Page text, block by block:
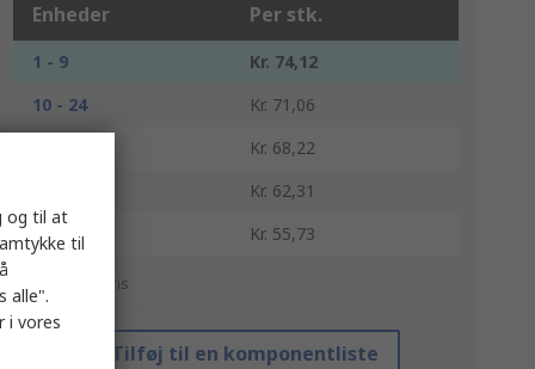
Enheder Per stk.
1 - 9
Kr. 74,12
10 - 24
Kr. 71,06
Kr. 68,22
Kr. 62,31
100 +
Kr. 55,73
*Vejledende pris
Tilføj til en komponentliste
og til at
til
alle".
i vores